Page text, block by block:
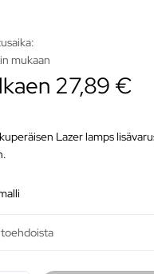
mukaan
27,89 €
Lazer lamps